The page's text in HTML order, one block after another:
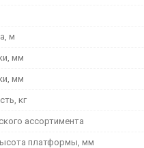
м
мм
мм
кг
ассортимента
платформы, мм